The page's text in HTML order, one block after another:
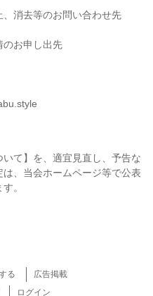
、消去等のお問い合わせ先
のお申し出先
て】を、適宜見直し、予告な
、当会ホームページ等で公表
。
る
広告掲載
ログイン